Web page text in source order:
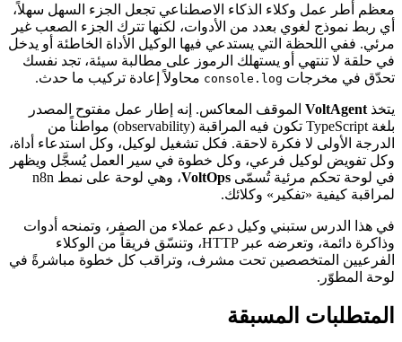
معظم أطر عمل وكلاء الذكاء الاصطناعي تجعل الجزء السهل سهلاً،
أي ربط نموذج لغوي بعدد من الأدوات، لكنها تترك الجزء الصعب غير
مرئي. ففي اللحظة التي يستدعي فيها الوكيل الأداة الخاطئة أو يدخل
في حلقة لا تنتهي أو يستهلك الرموز على مطالبة سيئة، تجد نفسك
تحدّق في مخرجاتconsole.logمحاولاً إعادة تركيب ما حدث.
يتخذVoltAgentالموقف المعاكس. إنه إطار عمل مفتوح المصدر
بلغة TypeScript تكون فيه المراقبة (observability) مواطناً من
الدرجة الأولى لا فكرة لاحقة. فكل تشغيل لوكيل، وكل استدعاء أداة،
وكل تفويض لوكيل فرعي، وكل خطوة في سير العمل يُسجَّل ويظهر
في لوحة تحكم مرئية تُسمّى VoltOps
، وهي لوحة على نمط n8n
لمراقبة كيفية «تفكير» وكلائك.
في هذا الدرس ستبني وكيل دعم عملاء من الصفر، وتمنحه أدوات
وذاكرة دائمة، وتعرضه عبر HTTP، وتنسّق فريقاً من الوكلاء
الفرعيين المتخصصين تحت مشرف، وتراقب كل خطوة مباشرةً في
لوحة المطوّر.
المتطلبات المسبقة